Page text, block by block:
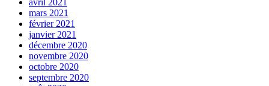
avril 2021
mars 2021
février 2021
janvier 2021
décembre 2020
novembre 2020
octobre 2020
septembre 2020